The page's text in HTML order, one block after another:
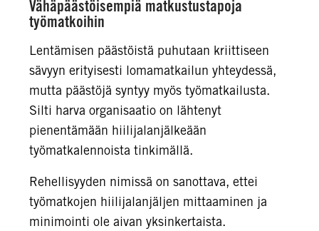
Vähäpäästöisempiä matkustustapoja
työmatkoihin
Lentämisen päästöistä puhutaan kriittiseen
sävyyn erityisesti lomamatkailun yhteydessä,
mutta päästöjä syntyy myös työmatkailusta.
Silti harva organisaatio on lähtenyt
pienentämään hiilijalanjälkeään
työmatkalennoista tinkimällä.
Rehellisyyden nimissä on sanottava, ettei
työmatkojen hiilijalanjäljen mittaaminen ja
minimointi ole aivan yksinkertaista.